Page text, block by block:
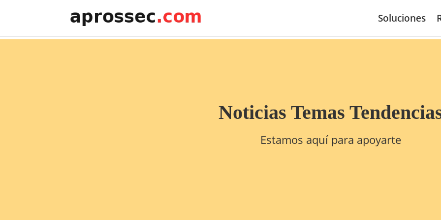
Soluciones
Noticias Temas
Estamos aquí para apoyarte